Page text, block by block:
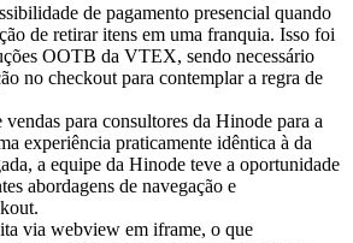
de pagamento presencial quando
de retirar itens em uma franquia. Isso foi
OOTB da VTEX, sendo necessário
no checkout para contemplar a regra de
para consultores da Hinode para a
experiência praticamente idêntica à da
a equipe da Hinode teve a oportunidade
abordagens de navegação e
via webview em iframe, o que